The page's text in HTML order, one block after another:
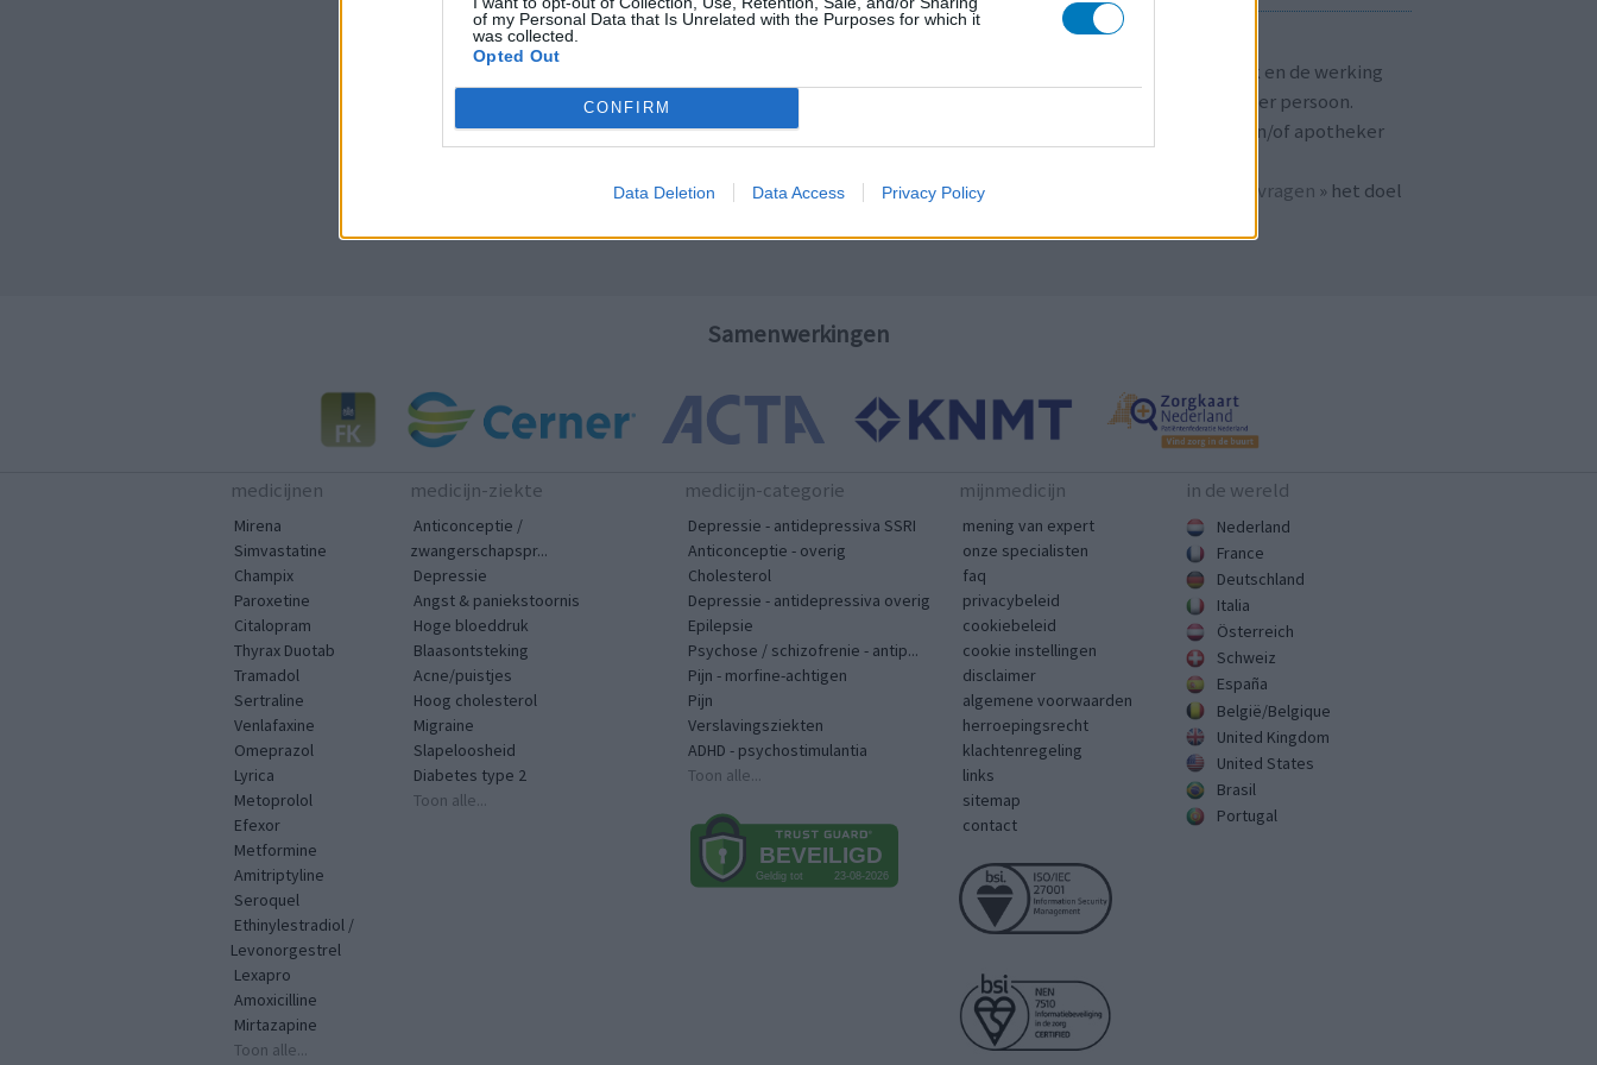
of my Personal Data that Is Unrelated with the Purposes for which it
was collected.
Opted Out
CONFIRM
Data Deletion Data Access Privacy Policy
LET OP!
Ervaringen zijn persoonlijk en de werking
van medicijnen verschilt per persoon.
Raadpleeg altijd uw arts en/of apotheker
veelgestelde vragen » het doel
Samenwerkingen
medicijnen
Mirena
Simvastatine
Champix
Paroxetine
Citalopram
Thyrax Duotab
Tramadol
Sertraline
Venlafaxine
Omeprazol
Lyrica
Metoprolol
Efexor
Metformine
Amitriptyline
Seroquel
Ethinylestradiol /
Levonorgestrel
Lexapro
Amoxicilline
Mirtazapine
Toon alle...
medicijn-ziekte
Anticonceptie /
zwangerschapspr...
Depressie
Angst & paniekstoornis
Hoge bloeddruk
Blaasontsteking
Acne/puistjes
Hoog cholesterol
Migraine
Slapeloosheid
Diabetes type 2
Toon alle...
medicijn-categorie
Depressie - antidepressiva SSRI
Anticonceptie - overig
Cholesterol
Depressie - antidepressiva overig
Epilepsie
Psychose / schizofrenie - antip...
Pijn - morfine-achtigen
Pijn
Verslavingsziekten
ADHD - psychostimulantia
Toon alle...
mijnmedicijn
mening van expert
onze specialisten
faq
privacybeleid
cookiebeleid
cookie instellingen
disclaimer
algemene voorwaarden
herroepingsrecht
klachtenregeling
links
sitemap
contact
in de wereld
Nederland
France
Deutschland
Italia
Österreich
Schweiz
España
België/Belgique
United Kingdom
United States
Brasil
Portugal